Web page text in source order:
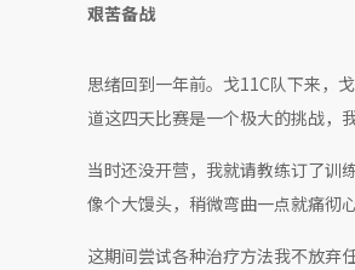
艰苦备战
思绪回到一年前。戈11C队下来，
道这四天比赛是一个极大的挑战，
当时还没开营，我就请教练订了训
像个大馒头，稍微弯曲一点就痛彻
这期间尝试各种治疗方法我不放弃